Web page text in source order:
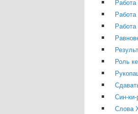
Работа
Работа
Роль
Син-
Слова